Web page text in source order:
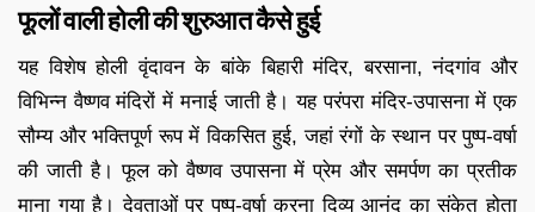
फूलों वाली होली की शुरुआत कैसे हुई
यह विशेष होली वृंदावन के बांके बिहारी मंदिर, बरसाना, नंदगांव और
विभिन्न वैष्णव मंदिरों में मनाई जाती है। यह परंपरा मंदिर-उपासना में एक
सौम्य और भक्तिपूर्ण रूप में विकसित हुई, जहां रंगों के स्थान पर पुष्प-वर्षा
की जाती है। फूल को वैष्णव उपासना में प्रेम और समर्पण का प्रतीक
माना गया है। देवताओं पर पुष्प-वर्षा करना दिव्य आनंद का संकेत होता